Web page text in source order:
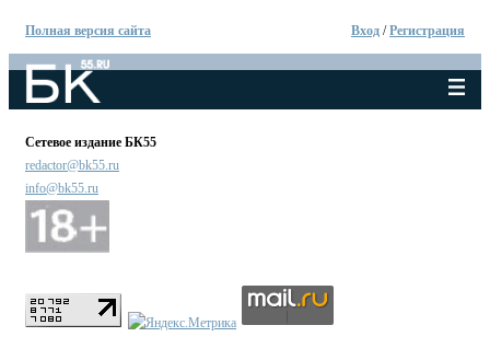
Полная версия сайта Вход /Регистрация
Сетевое издание БК55
redactor@bk55.ru
info@bk55.ru